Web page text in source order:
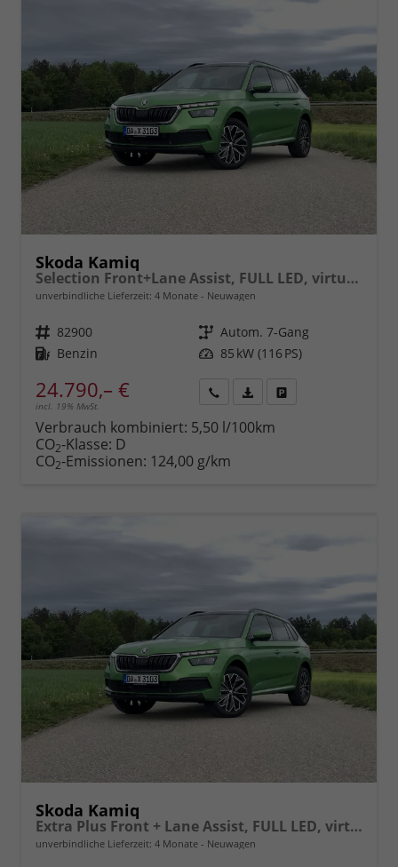
Skoda Kamiq
Selection Front+Lane Assist, FULL LED, virtuelles Cockpit, , Climatronic, Parksensoren, ISOFIX, el. Fensterheber, Tempomat, Sitzhzg. uvm.
unverbindliche Lieferzeit: 4 Monate Neuwagen
Fahrzeugnr. 82900 Getriebe Autom. 7-Gang
Kraftstoff Benzin Leistung 85 kW (116 PS)
24.790,– €
incl. 19% MwSt.
anfordern
Datei,
Verbrauch kombiniert: 5,50 l/100km
CO2-Klasse: D
CO2-Emissionen: 124,00 g/km
Skoda Kamiq
Extra Plus Front + Lane Assist, FULL LED, virtuelles Cockpit, Climatronic, Parksensoren, Rückfahrkamera, ISOFIX, el. Fensterheber, Tempomat, Sitzhzg. uvm.
unverbindliche Lieferzeit: 4 Monate Neuwagen